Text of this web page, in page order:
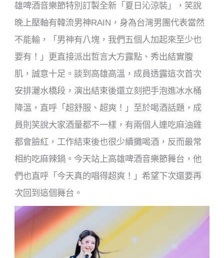
雄啤酒音樂節特別訂製全新「夏日沁涼裝」，笑說
晚上壓軸有韓流男神RAIN，身為台灣男團代表當然
不能輸，「男神有八塊，我們五個人加起來至少也
要有！」更直接派出哲言大方露點、秀出結實腹
肌，誠意十足。談到高雄高溫，成員透露這次首次
安排灑水橋段，演出結束後還立刻把手泡進冰水桶
降溫，直呼「超舒服、超爽！」至於喝酒話題，成
員則笑說大家酒量都不一樣，有兩個人連吃麻油雞
都會臉紅，工作結束後也很少續攤喝酒，反而最常
相約吃麻辣鍋。今天站上高雄啤酒音樂節舞台，他
們也直呼「今天真的唱得超爽！」希望下次還要再
次回到這個舞台。